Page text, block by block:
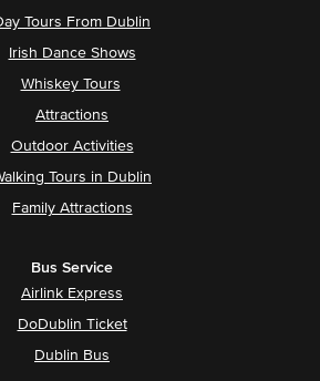
Tours From Dublin
Irish Dance Shows
Whiskey Tours
Attractions
Outdoor Activities
Tours in Dublin
Family Attractions
Bus Service
Airlink Express
DoDublin Ticket
Dublin Bus